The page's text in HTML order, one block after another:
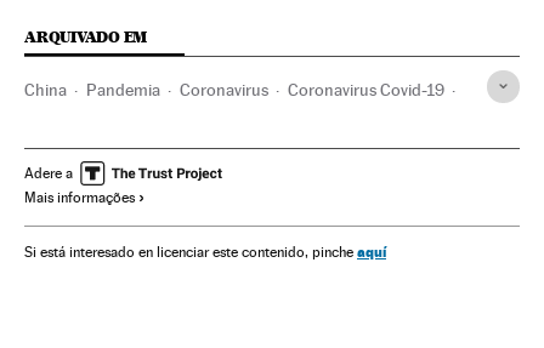
ARQUIVADO EM
China Pandemia Coronavirus Coronavirus Covid-19
Investigação científica Investigação médica
Estados Unidos
Epidemiologia
Adere a
Mais informações
Si está interesado en licenciar este contenido, pinche aquí